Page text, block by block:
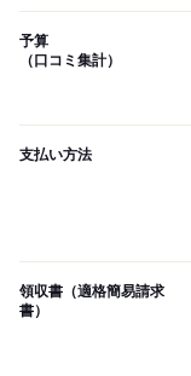
予算
（口コミ集計）
支払い方法
領収書（適格簡易請求
書）